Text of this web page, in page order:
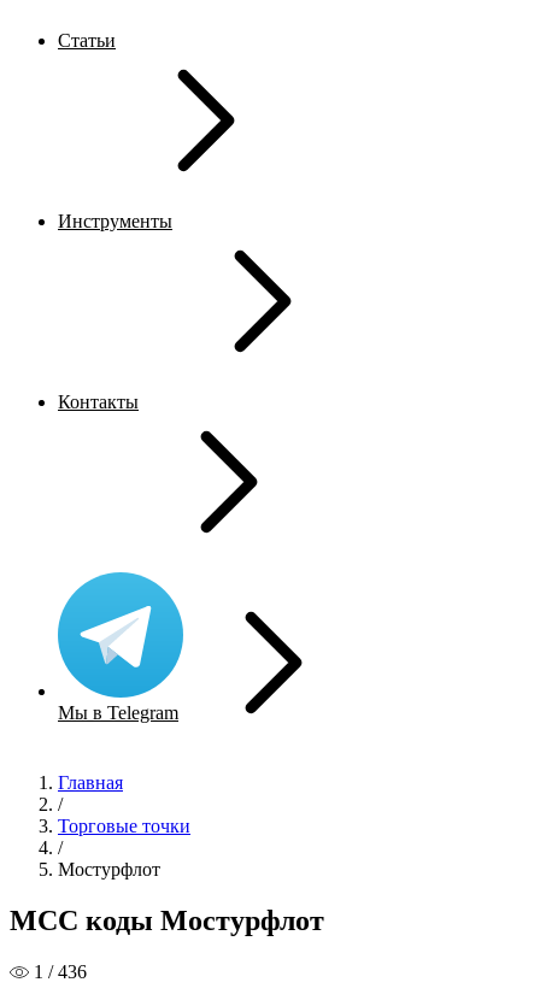
Статьи
Инструменты
Контакты
Мы в Telegram
Главная
/
Торговые точки
/
Мостурфлот
MCC коды Мостурфлот
1 / 436